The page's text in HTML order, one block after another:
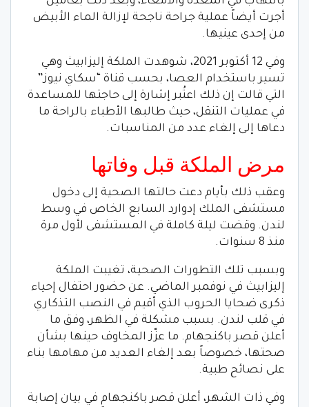
أجرت أيضاً عملية جراحة ناجحة لإزالة الماء الأبيض
من إحدى عينيها.
وفي 12 أكتوبر 2021، شوهدت الملكة إليزابيث وهي
تسير باستخدام العصا، بحسب قناة “سكاي نيوز”
التي قالت إن ذلك اعتُبر إشارة إلى حاجتها للمساعدة
في عمليات التنقل، حيث طالبها الأطباء بالراحة ما
دعاها إلى إلغاء عدد من المناسبات.
مرض الملكة قبل وفاتها
وعقب ذلك بأيام دعت حالتها الصحية إلى دخول
مستشفى الملك إدوارد السابع الخاص في وسط
لندن. وقضت ليلة كاملة في المستشفى لأول مرة
منذ 8 سنوات.
وبسبب تلك التطورات الصحية، تغيبت الملكة
إليزابيث في نوفمبر الماضي. عن حضور احتفال إحياء
ذكرى ضحايا الحروب الذي أقيم في النصب التذكاري
في قلب لندن. بسبب مشكلة في الظهر، وفق ما
أعلن قصر باكنجهام. ما عزّز المخاوف حينها بشأن
صحتها، خصوصاً بعد إلغاء العديد من مهامها بناء
على نصائح طبية.
وفي ذات الشهر، أعلن قصر باكنجهام في بيان إصابة